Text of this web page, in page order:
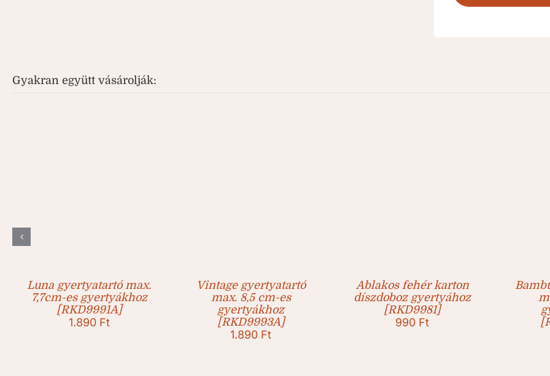
Gyakran együtt vásárolják:
Luna gyertyatartó max.
7,7cm-es gyertyákhoz
[RKD9991A]
1.890 Ft
Vintage gyertyatartó
max. 8,5 cm-es
gyertyákhoz
[RKD9993A]
1.890 Ft
Ablakos fehér karton
díszdoboz gyertyához
[RKD9981]
990 Ft